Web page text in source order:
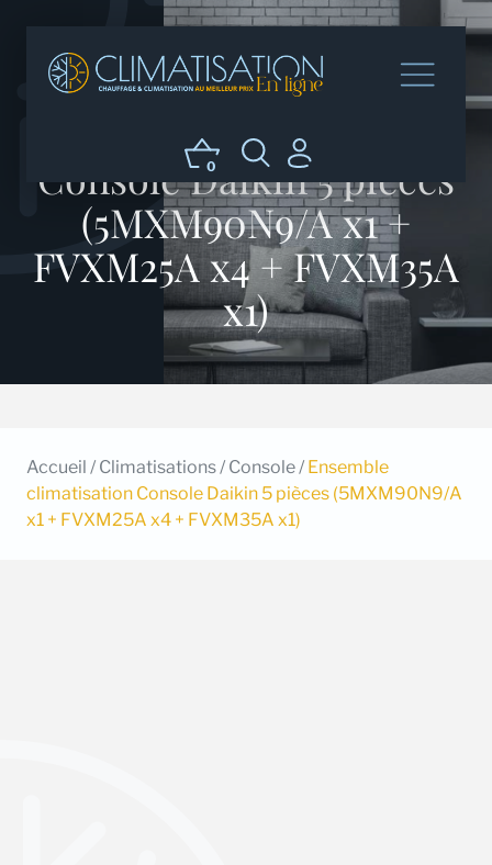
0
Ensemble climatisation
Console Daikin 5 pièces
(5MXM90N9/A x1 +
FVXM25A x4 + FVXM35A
x1)
Accueil / Climatisations/ Console/ Ensemble
climatisation Console Daikin 5 pièces (5MXM90N9/A
x1 + FVXM25A x4 + FVXM35A x1)